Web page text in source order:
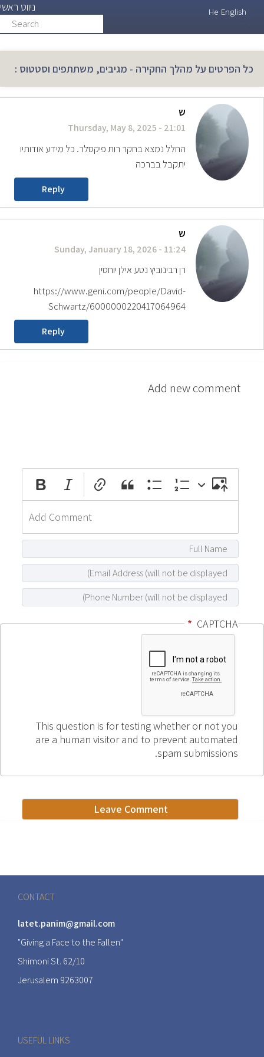
ניווט ראשי
Search
He English
כל הפרטים על מהלך החקירה - מגיבים, משתתפים וסטטוס :
ש
Thursday, May 8, 2025 - 21:01
החלל נמצא בחקר רות פיקסלר. כל מידע אודותיו
יתקבל בברכה
Reply
ש
Sunday, January 18, 2026 - 11:24
רן רבינוביץ נטע אילן יוחסין
https://www.geni.com/people/David-
Schwartz/6000000220417064964
Reply
Add new comment
attach_file
CAPTCHA
This question is for testing whether or not you
are a human visitor and to prevent automated
spam submissions.
CONTACT
latet.panim@gmail.com
"Giving a Face to the Fallen"
Shimoni St. 62/10
Jerusalem 9263007
USEFUL LINKS